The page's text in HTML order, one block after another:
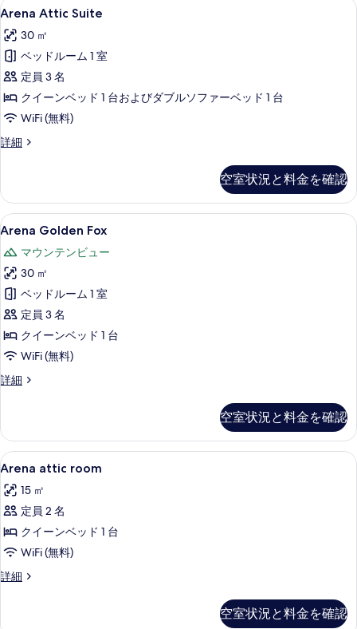
示
す
る
Arena
Attic
Suite
の
す
べ
て
の
を
表
示
す
る
6
Arena Attic Suite
30 ㎡
ベッドルーム 1 室
定員 3 名
クイーンベッド 1 台およびダブルソファーベッド 1 台
WiFi (無料)
詳細
Arena
詳
細
空室状況と料金を確認
Arena
Golden
Fox
の
す
べ
て
の
写
表
示
す
る
Arena Golden Fox | ミニバー、セー
9
Arena Golden Fox
マウンテンビュー
30 ㎡
ベッドルーム 1 室
定員 3 名
クイーンベッド 1 台
WiFi (無料)
詳細
Arena
詳
細
空室状況と料金を確認
Arena
attic
room
の
す
べ
て
ミニバー、セーフティボックス (室内
5
Arena attic room
15 ㎡
定員 2 名
クイーンベッド 1 台
WiFi (無料)
詳細
Arena
空室状況と料金を確認